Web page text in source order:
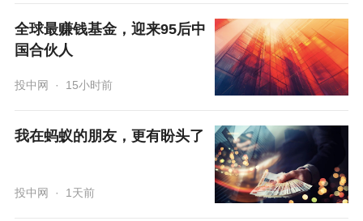
全球最赚钱基金，迎来95后中
国合伙人
投中网 · 15小时前
我在蚂蚁的朋友，更有盼头了
投中网 · 1天前